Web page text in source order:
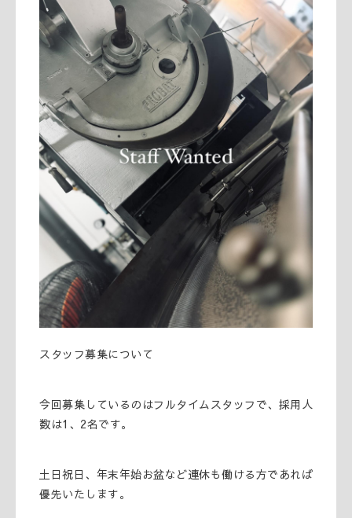
スタッフ募集について
今回募集しているのはフルタイムスタッフで、採用人
数は1、2名です。
土日祝日、年末年始お盆など連休も働ける方であれば
優先いたします。